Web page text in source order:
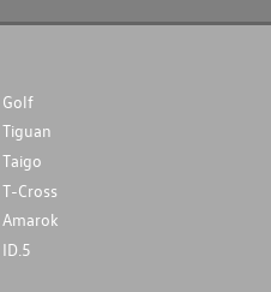
Golf
Tiguan
Taigo
T-Cross
Amarok
ID.5